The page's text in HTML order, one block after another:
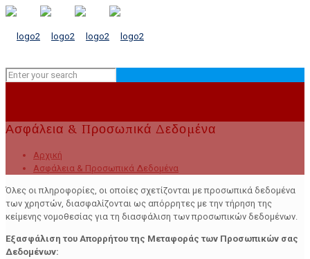
Ασφάλεια & Προσωπικά Δεδομένα
Αρχική
Ασφάλεια & Προσωπικά Δεδομένα
Όλες οι πληροφορίες, οι οποίες σχετίζονται με προσωπικά δεδομένα
των χρηστών, διασφαλίζονται ως απόρρητες με την τήρηση της
κείμενης νομοθεσίας για τη διασφάλιση των προσωπικών δεδομένων.
Εξασφάλιση του Απορρήτου της Μεταφοράς των Προσωπικών σας
Δεδομένων: